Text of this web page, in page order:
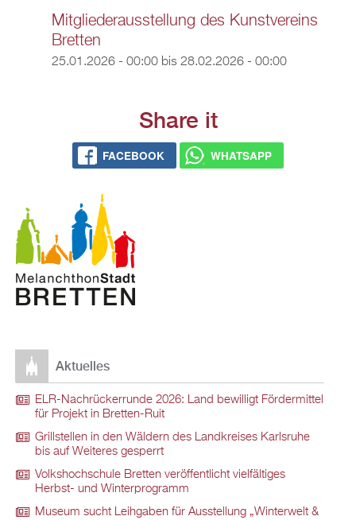
Mitgliederausstellung des Kunstvereins
Bretten
25.01.2026 - 00:00bis 28.02.2026 - 00:00
Share it
FACEBOOK WHATSAPP
Aktuelles
ELR-Nachrückerrunde 2026: Land bewilligt Fördermittel
für Projekt in Bretten-Ruit
Grillstellen in den Wäldern des Landkreises Karlsruhe
bis auf Weiteres gesperrt
Volkshochschule Bretten veröffentlicht vielfältiges
Herbst- und Winterprogramm
Museum sucht Leihgaben für Ausstellung „Winterwelt &